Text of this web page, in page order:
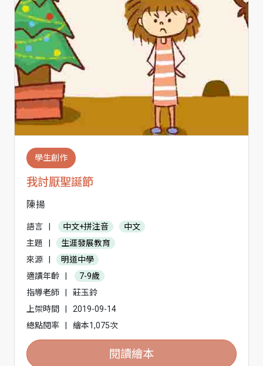
學生創作
我討厭聖誕節
陳揚
語言 中文+拼注音
中文
主題
生涯發展教育
來源
明道中學
適讀年齡
7-9歲
指導老師
莊玉鈴
上架時間
2019-09-14
總點閱率
繪本1,075次
閱讀繪本